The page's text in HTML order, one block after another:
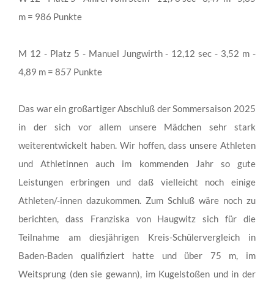
m = 986 Punkte
M 12 - Platz 5 - Manuel Jungwirth - 12,12 sec - 3,52 m -
4,89 m = 857 Punkte
Das war ein großartiger Abschluß der Sommersaison 2025
in der sich vor allem unsere Mädchen sehr stark
weiterentwickelt haben. Wir hoffen, dass unsere Athleten
und Athletinnen auch im kommenden Jahr so gute
Leistungen erbringen und daß vielleicht noch einige
Athleten/-innen dazukommen. Zum Schluß wäre noch zu
berichten, dass Franziska von Haugwitz sich für die
Teilnahme am diesjährigen Kreis-Schülervergleich in
Baden-Baden qualifiziert hatte und über 75 m, im
Weitsprung (den sie gewann), im Kugelstoßen und in der